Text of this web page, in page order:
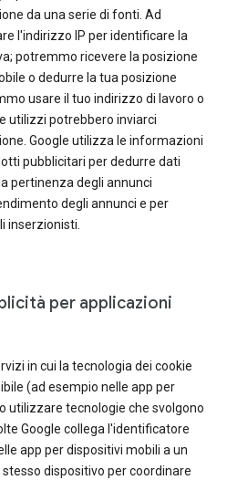
da una serie di fonti. Ad
l'indirizzo IP per identificare la
potremmo ricevere la posizione
o dedurre la tua posizione
usare il tuo indirizzo di lavoro o
utilizzi potrebbero inviarci
Google utilizza le informazioni
pubblicitari per dedurre dati
pertinenza degli annunci
degli annunci e per
inserzionisti.
per applicazioni
in cui la tecnologia dei cookie
(ad esempio nelle app per
utilizzare tecnologie che svolgono
Google collega l'identificatore
app per dispositivi mobili a un
dispositivo per coordinare